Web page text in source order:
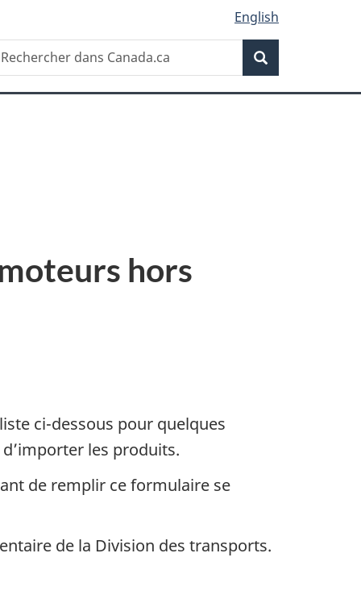
English
hors
ci-dessous pour quelques
les produits.
de remplir ce formulaire se
de la Division des transports.